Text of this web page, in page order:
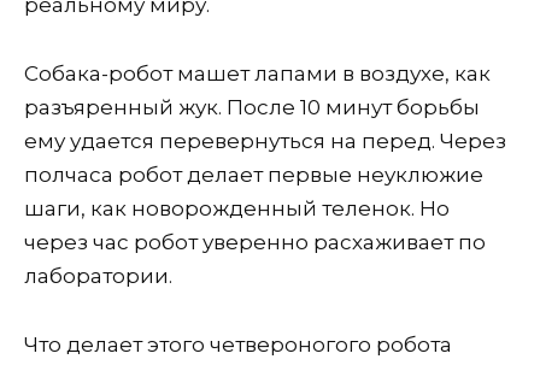
Собака-робот машет лапами в воздухе, как
разъяренный жук. После 10 минут борьбы
ему удается перевернуться на перед. Через
полчаса робот делает первые неуклюжие
шаги, как новорожденный теленок. Но
через час робот уверенно расхаживает по
лаборатории.
Что делает этого четвероногого робота